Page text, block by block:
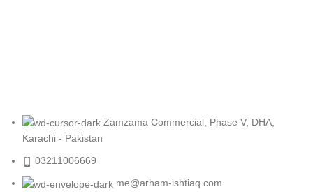
Zamzama Commercial, Phase V, DHA,
Karachi - Pakistan
03211006669
me@arham-ishtiaq.com